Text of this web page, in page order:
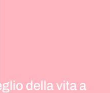
della vita a